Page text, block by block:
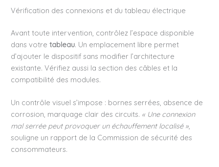
Vérification des connexions et du tableau électrique
Avant toute intervention, contrôlez l’espace disponible
dans votretableau. Un emplacement libre permet
d’ajouter le dispositif sans modifier l’architecture
existante. Vérifiez aussi la section des câbles et la
compatibilité des modules.
Un contrôle visuel s’impose : bornes serrées, absence de
corrosion, marquage clair des circuits. « Une connexion
mal serrée peut provoquer un échauffement localisé »,
souligne un rapport de la Commission de sécurité des
consommateurs.